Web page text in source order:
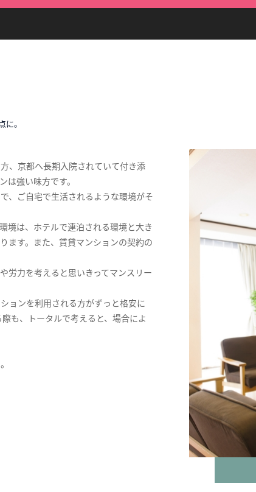
。
、京都へ長期入院されていて付き添
は強い味方です。
、ご自宅で生活されるような環境がそ
境は、ホテルで連泊される環境と大き
ます。また、賃貸マンションの契約の
労力を考えると思いきってマンスリー
ョンを利用される方がずっと格安に
も、トータルで考えると、場合によ